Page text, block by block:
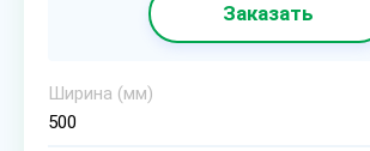
Заказать
Ширина (мм)
500